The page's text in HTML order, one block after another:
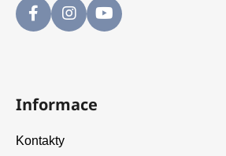
Informace
Kontakty